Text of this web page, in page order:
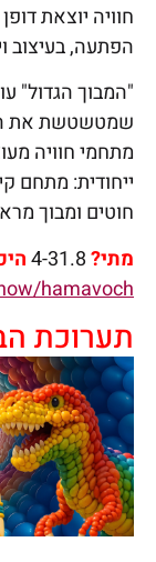
חוויה יוצאת
הפתעה, בעיצוב
"המבוך הגדול"
שמטשטשת את
מתחמי חוויה
ייחודית: מתחם
חוטים ומבוך
מתי?
hamavoch
תערוכת